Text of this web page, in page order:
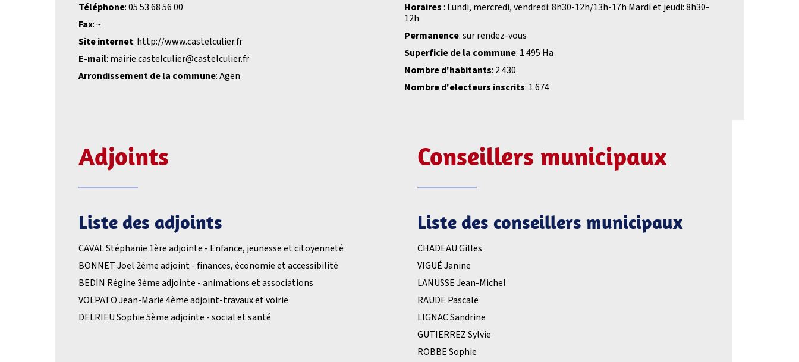
Téléphone: 05 53 68 56 00
Fax: ~
Site internet: http://www.castelculier.fr
E-mail: mairie.castelculier@castelculier.fr
Arrondissement de la commune: Agen
Horaires: Lundi, mercredi, vendredi: 8h30-12h/13h-17h Mardi et jeudi: 8h30-
12h
Permanence: sur rendez-vous
Superficie de la commune: 1 495 Ha
Nombre d'habitants: 2 430
Nombre d'electeurs inscrits: 1 674
Adjoints
Liste des adjoints
CAVAL Stéphanie 1ère adjointe - Enfance, jeunesse et citoyenneté
BONNET Joel 2ème adjoint - finances, économie et accessibilité
BEDIN Régine 3ème adjointe - animations et associations
VOLPATO Jean-Marie 4ème adjoint-travaux et voirie
DELRIEU Sophie 5ème adjointe - social et santé
Conseillers municipaux
Liste des conseillers municipaux
CHADEAU Gilles
VIGUÉ Janine
LANUSSE Jean-Michel
RAUDE Pascale
LIGNAC Sandrine
GUTIERREZ Sylvie
ROBBE Sophie